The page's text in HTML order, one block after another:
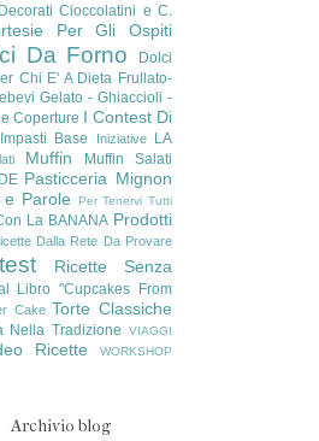
Cioccolatini e C.
Per Gli Ospiti
Da Forno
Dolci
Chi E' A Dieta Frullato-
Gelato - Ghiaccioli -
Coperture I Contest Di
Impasti Base Iniziative
LA
Muffin
Muffin Salati
Pasticceria Mignon
e Parole
Per Tenervi Tutti
La BANANA Prodotti
Dalla Rete Da Provare
Ricette Senza
Libro "Cupcakes From
Cake Torte Classiche
Nella Tradizione
VIAGGI
Ricette
WORKSHOP
Archivio blog